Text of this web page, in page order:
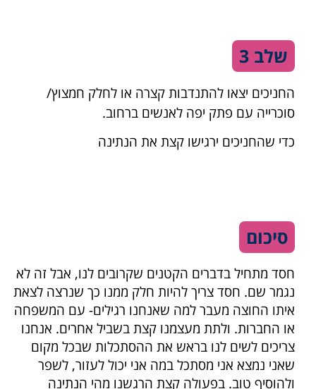
שלב 3
החניכים יצאו להתנדבות קצרה או לחלק חמצוץ/
סוכרייה עם פתק יפה לאנשים ברחוב.
כדי שהחניכים ירגישו קצת את הנתינה
סיכום
חסד מתחיל בדברים הקטנים שקרובים לנו, אבל זה לא
נגמר שם. חסד צריך להיות חלק ממנו כך שנרצה לצאת
איתו החוצה מעבר למה שאנחנו רגילים- עם המשפחה
או החברות. ולתת מעצמנו קצת בשביל אחרים. אנחנו
צריכים לשים לנו בראש את ההסתכלות שבכל מקום
שאני נמצא אני מסתכל במה אני יכול לעזור, לשפר
ולהוסיף טוב. בפעולה קצת הרגשנו מהי הנתינה